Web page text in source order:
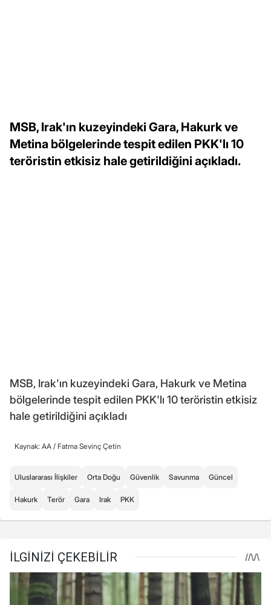
MSB, Irak'ın kuzeyindeki Gara, Hakurk ve
Metina bölgelerinde tespit edilen PKK'lı 10
teröristin etkisiz hale getirildiğini açıkladı.
MSB, Irak'ın kuzeyindeki Gara, Hakurk ve Metina
bölgelerinde tespit edilen PKK'lı 10 teröristin etkisiz
hale getirildiğini açıkladı
Kaynak: AA / Fatma Sevinç Çetin
Uluslararası İlişkiler Orta Doğu Güvenlik Savunma Güncel
Hakurk Terör Gara Irak PKK